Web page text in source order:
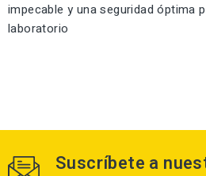
impecable y una seguridad óptima
laboratorio
Suscríbete a